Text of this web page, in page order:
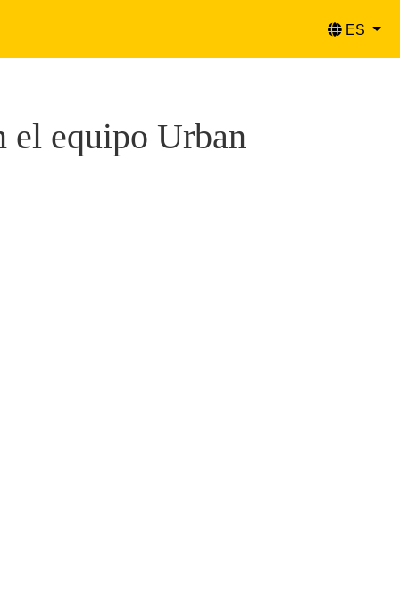
ES
el equipo Urban